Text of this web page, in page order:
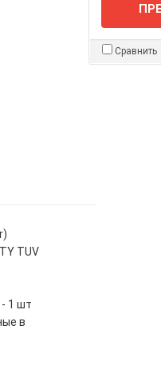
Сравнить
TUV
1 шт
в